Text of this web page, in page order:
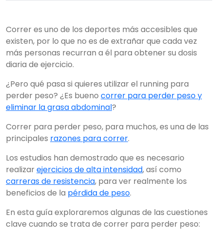
Correr es uno de los deportes más accesibles que
existen, por lo que no es de extrañar que cada vez
más personas recurran a él para obtener su dosis
diaria de ejercicio.
¿Pero qué pasa si quieres utilizar el running para
perder peso? ¿Es bueno correr para perder peso y
eliminar la grasa abdominal?
Correr para perder peso, para muchos, es una de las
principales razones para correr.
Los estudios han demostrado que es necesario
realizarejercicios de alta intensidad, así como
carreras de resistencia, para ver realmente los
beneficios de la pérdida de peso.
En esta guía exploraremos algunas de las cuestiones
clave cuando se trata de correr para perder peso: